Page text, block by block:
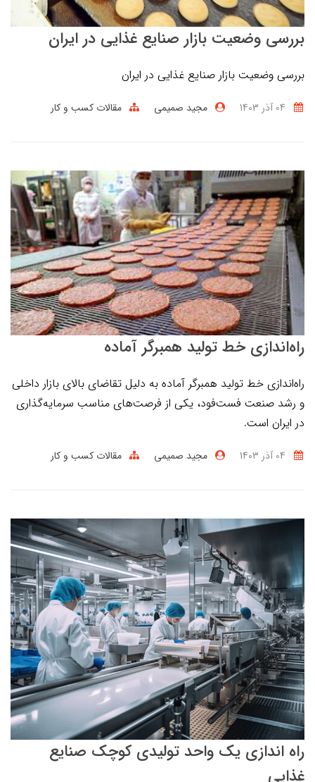
بررسی وضعیت بازار صنایع غذایی در ایران
بررسی وضعیت بازار صنایع غذایی در ایران
مجید صمیمی مقالات کسب و کار
راه‌اندازی خط تولید همبرگر آماده
راه‌اندازی خط تولید همبرگر آماده به دلیل تقاضای بالای بازار داخلی
و رشد صنعت فست‌فود، یکی از فرصت‌های مناسب سرمایه‌گذاری
در ایران است.
مجید صمیمی مقالات کسب و کار
راه اندازی یک واحد تولیدی کوچک صنایع
غذایی